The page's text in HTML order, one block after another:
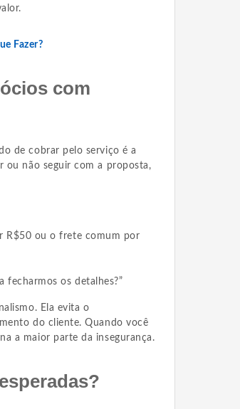
Fazer?
com
de cobrar pelo serviço é a
ou não seguir com a proposta,
R$50 ou o frete comum por
fecharmos os detalhes?”
Ela evita o
do cliente. Quando você
a maior parte da insegurança.